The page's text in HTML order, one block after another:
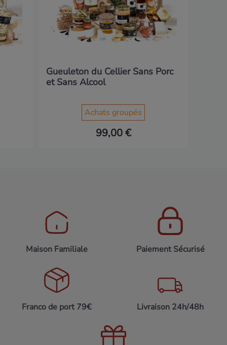
Gueuleton du Cellier Sans Porc
et Sans Alcool
Achats groupés
99,00 €
Maison Familiale Paiement Sécurisé
Franco de port 79€ Livraison 24h/48h